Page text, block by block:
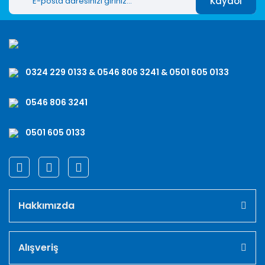
0324 229 0133 & 0546 806 3241 & 0501 605 0133
0546 806 3241
0501 605 0133
Hakkımızda
Alışveriş